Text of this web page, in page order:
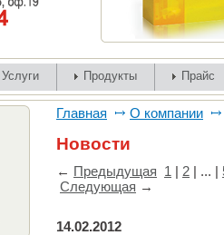
Услуги Продукты Прайс
Главная О компании
Новости
← Предыдущая 1 | 2 | ... |
Следующая →
14.02.2012